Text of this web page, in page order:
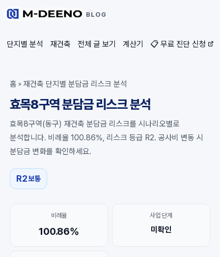
BLOG
단지별 분석 재건축 전체 글 보기 계산기 📋 무료 진단 신청
홈 » 재건축 단지별 분담금 리스크 분석
효목8구역 분담금 리스크 분석
효목8구역(동구) 재건축 분담금 리스크를 시나리오별로
분석합니다. 비례율 100.86%, 리스크 등급 R2. 공사비 변동 시
분담금 변화를 확인하세요.
R2보통
비례율
100.86%
사업 단계
미확인